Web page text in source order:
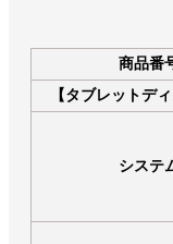
商品番
【タブレットデ
システ